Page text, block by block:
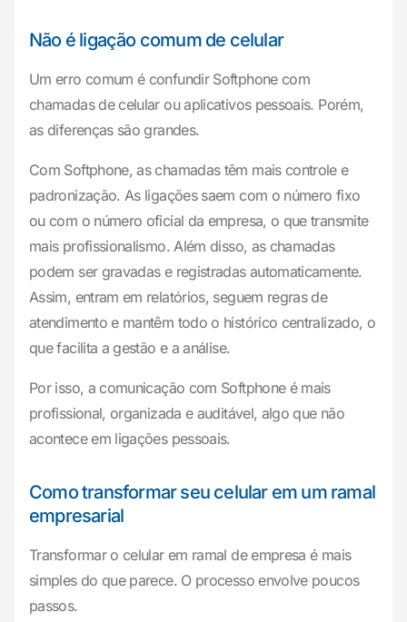
Não é ligação comum de celular
Um erro comum é confundir Softphone com
chamadas de celular ou aplicativos pessoais. Porém,
as diferenças são grandes.
Com Softphone, as chamadas têm mais controle e
padronização. As ligações saem com o número fixo
ou com o número oficial da empresa, o que transmite
mais profissionalismo. Além disso, as chamadas
podem ser gravadas e registradas automaticamente.
Assim, entram em relatórios, seguem regras de
atendimento e mantêm todo o histórico centralizado, o
que facilita a gestão e a análise.
Por isso, a comunicação com Softphone é mais
profissional, organizada e auditável, algo que não
acontece em ligações pessoais.
Como transformar seu celular em um ramal
empresarial
Transformar o celular em ramal de empresa é mais
simples do que parece. O processo envolve poucos
passos.